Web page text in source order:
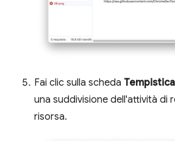
Fai clic sulla scheda Tempistica
una suddivisione dell'attività di
risorsa.